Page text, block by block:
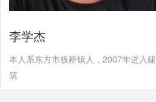
李学杰
本人系东方市板桥镇人，2007年进入建
筑